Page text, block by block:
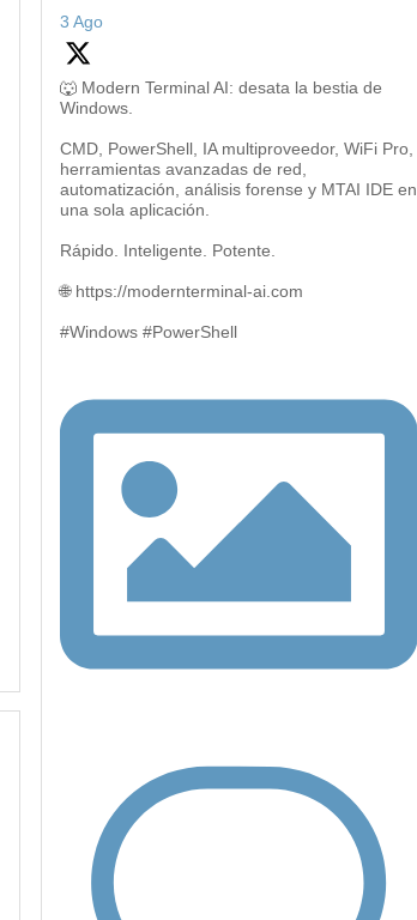
3 Ago
🐺 Modern Terminal AI: desata la bestia de
Windows.
CMD, PowerShell, IA multiproveedor, WiFi Pro,
herramientas avanzadas de red,
automatización, análisis forense y MTAI IDE en
una sola aplicación.
Rápido. Inteligente. Potente.
🌐 https://modernterminal-ai.com
#Windows #PowerShell